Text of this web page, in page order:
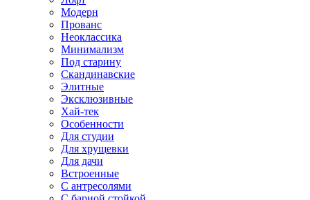
Модерн
Прованс
Неоклассика
Минимализм
Под старину
Скандинавские
Элитные
Эксклюзивные
Хай-тек
Особенности
Для студии
Для хрущевки
Для дачи
Встроенные
С антресолями